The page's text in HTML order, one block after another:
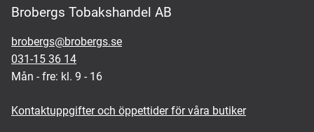
Brobergs Tobakshandel AB
brobergs@brobergs.se
031-15 36 14
Mån - fre: kl. 9 - 16
Kontaktuppgifter och öppettider för våra butiker